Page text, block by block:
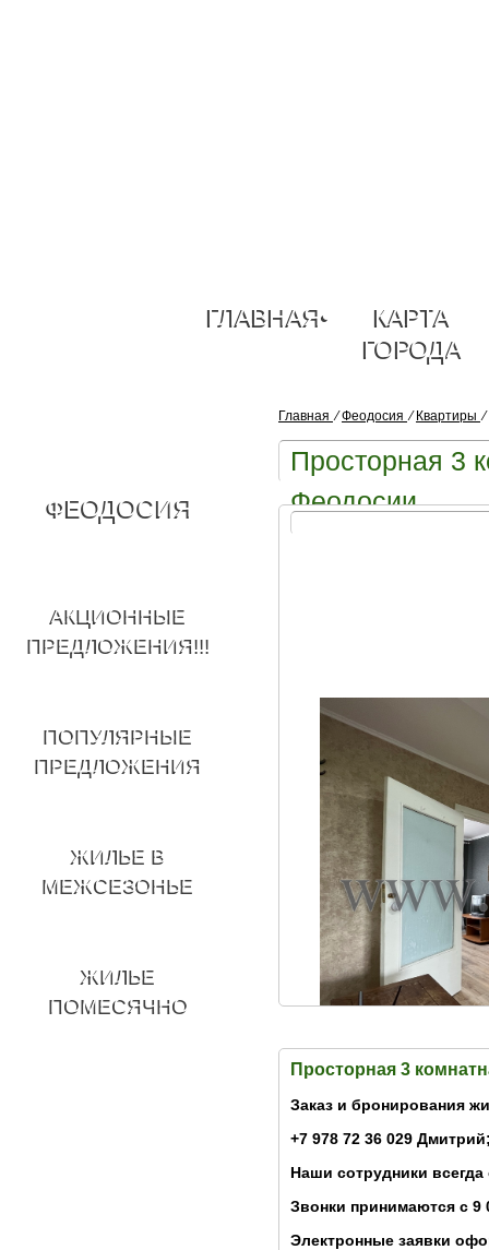
ГЛАВНАЯ•
КАРТА
ГОРОДА
Главная ⁄ Феодосия ⁄ Квартиры ⁄
Просторная 3
Феодосии
Просторная 3
Заказ и бронирования
+7 978 72 36 029
Наши сотрудники
Звонки принимаются с 9
Электронные заявки
ФЕОДОСИЯ
АКЦИОННЫЕ
ПРЕДЛОЖЕНИЯ!!!
ПОПУЛЯРНЫЕ
ПРЕДЛОЖЕНИЯ
ЖИЛЬЕ В
МЕЖСЕЗОНЬЕ
ЖИЛЬЕ
ПОМЕСЯЧНО